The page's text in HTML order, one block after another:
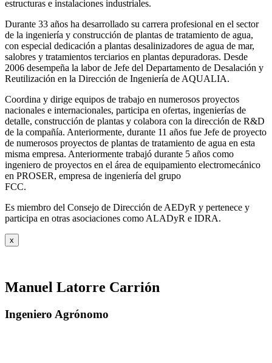
estructuras e instalaciones industriales.
Durante 33 años ha desarrollado su carrera profesional en el sector
de la ingeniería y construcción de plantas de tratamiento de agua,
con especial dedicación a plantas desalinizadores de agua de mar,
salobres y tratamientos terciarios en plantas depuradoras. Desde
2006 desempeña la labor de Jefe del Departamento de Desalación y
Reutilización en la Dirección de Ingeniería de AQUALIA.
Coordina y dirige equipos de trabajo en numerosos proyectos
nacionales e internacionales, participa en ofertas, ingenierías de
detalle, construcción de plantas y colabora con la dirección de R&D
de la compañía. Anteriormente, durante 11 años fue Jefe de proyecto
de numerosos proyectos de plantas de tratamiento de agua en esta
misma empresa. Anteriormente trabajó durante 5 años como
ingeniero de proyectos en el área de equipamiento electromecánico
en PROSER, empresa de ingeniería del grupo
FCC.
Es miembro del Consejo de Dirección de AEDyR y pertenece y
participa en otras asociaciones como ALADyR e IDRA.
x
Manuel Latorre Carrión
Ingeniero Agrónomo